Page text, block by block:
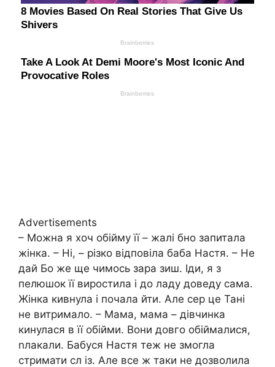
Advertisements
– Можна я хоч обійму її – жалі бно запитала
жінка. – Ні, – різко відповіла баба Настя. – Не
дай Бо же ще чимось зара зиш. Іди, я з
пелюшок її виростила і до ладу доведу сама.
Жінка кивнула і почала йти. Але сер це Тані
не витримало. – Мама, мама – дівчинка
кинулася в її обійми. Вони довго обіймалися,
nлакали. Бабуся Настя теж не змогла
стримати сл із. Але все ж таки не дозволила